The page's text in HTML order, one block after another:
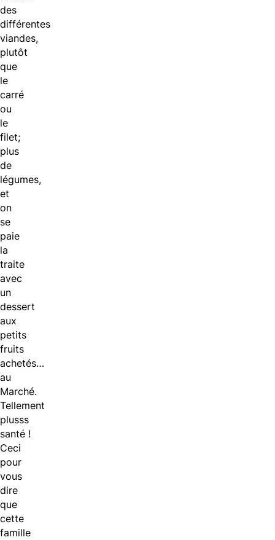
des
différentes
viandes,
plutôt
que
le
carré
ou
le
filet;
plus
de
légumes,
et
on
se
paie
la
traite
avec
un
dessert
aux
petits
fruits
achetés…
au
Marché.
Tellement
plusss
santé !
Ceci
pour
vous
dire
que
cette
famille